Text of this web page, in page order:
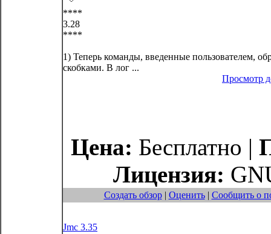
****
3.28
****
1) Теперь команды, введенные пользователем,
скобками. В лог ...
Просмотр
Цена: Бесплатно |
Лицензия:
Создать обзор| Оценить| Сообщить о
Jmc 3.35